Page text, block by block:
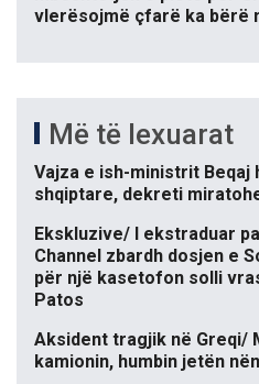
vlerësojmë çfarë ka bërë
Më të lexuarat
Vajza e ish-ministrit
shqiptare, dekreti
Ekskluzive/ I ekstraduar
Channel zbardh dosjen e
për një kasetofon solli
Patos
Aksident tragjik në Greqi/
kamionin, humbin jetën